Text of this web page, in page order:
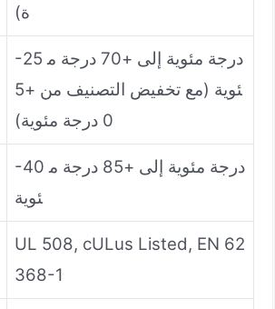
ة)
-25 درجة مئوية إلى +70 درجة م
ئوية (مع تخفيض التصنيف من +5
0 درجة مئوية)
-40 درجة مئوية إلى +85 درجة م
ئوية
UL 508, cULus Listed, EN 62
368-1